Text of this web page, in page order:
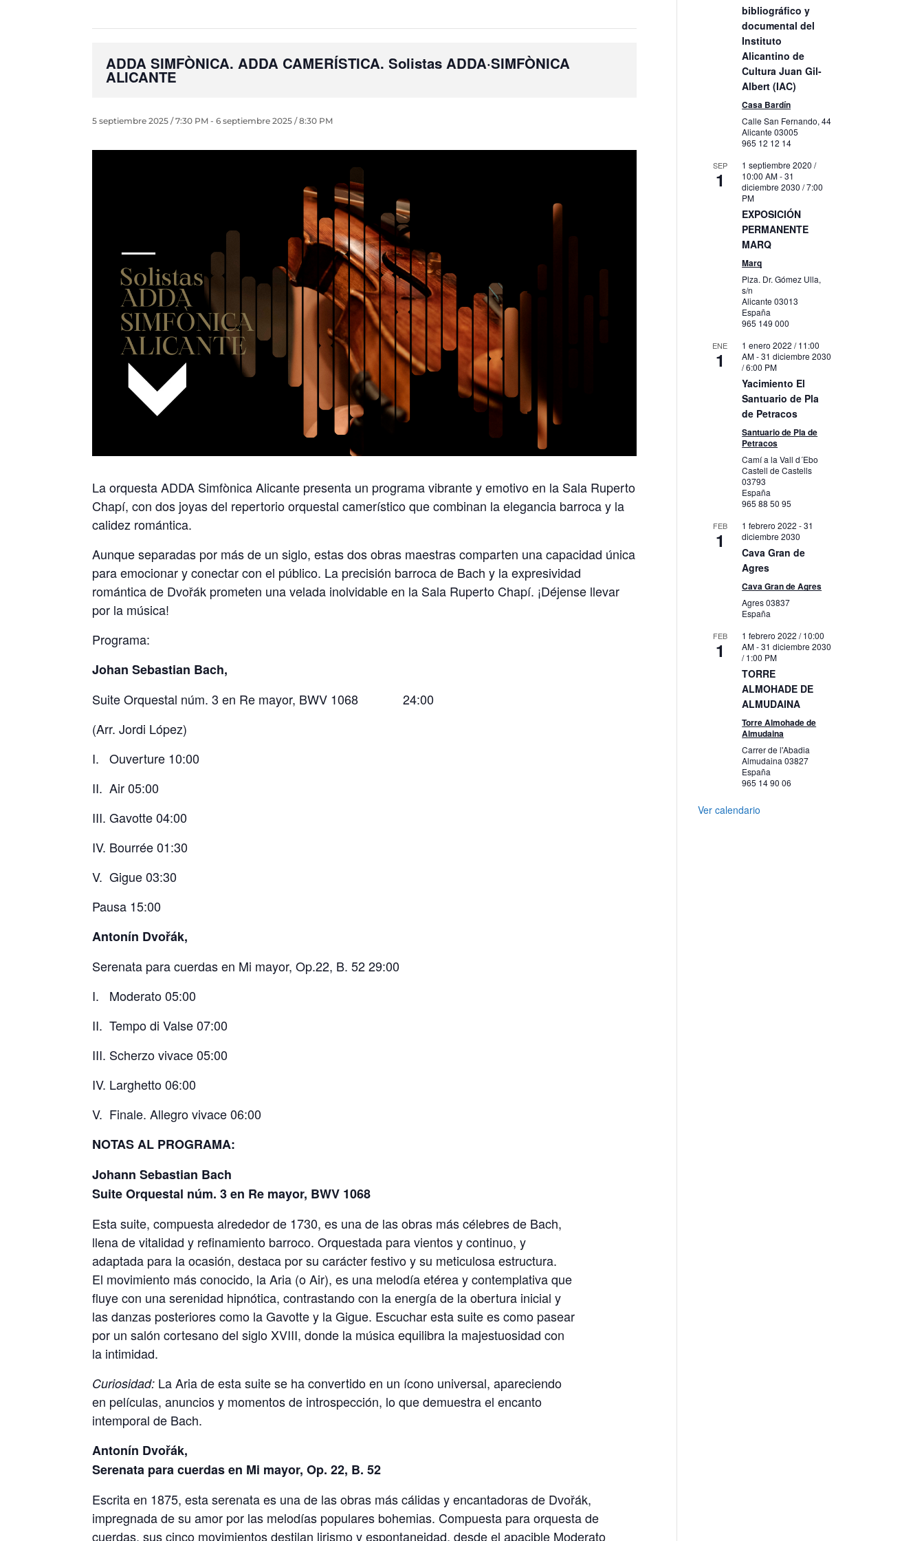
ADDA SIMFÒNICA. ADDA CAMERÍSTICA. Solistas ADDA·SIMFÒNICA
ALICANTE
5 septiembre 2025 / 7:30 PM -6 septiembre 2025 / 8:30 PM
La orquesta ADDA Simfònica Alicante presenta un programa vibrante y emotivo en la Sala Ruperto
Chapí, con dos joyas del repertorio orquestal camerístico que combinan la elegancia barroca y la
calidez romántica.
Aunque separadas por más de un siglo, estas dos obras maestras comparten una capacidad única
para emocionar y conectar con el público. La precisión barroca de Bach y la expresividad
romántica de Dvořák prometen una velada inolvidable en la Sala Ruperto Chapí. ¡Déjense llevar
por la música!
Programa:
Johan Sebastian Bach,
Suite Orquestal núm. 3 en Re mayor, BWV 1068
24:00
(Arr. Jordi López)
I.
Ouverture 10:00
II. Air 05:00
III. Gavotte 04:00
IV. Bourrée 01:30
V. Gigue 03:30
Pausa 15:00
Antonín Dvořák,
Serenata para cuerdas en Mi mayor, Op.22, B. 52 29:00
I.
Moderato 05:00
II. Tempo di Valse 07:00
III. Scherzo vivace 05:00
IV. Larghetto 06:00
V. Finale. Allegro vivace 06:00
NOTAS AL PROGRAMA:
Johann Sebastian Bach
Suite Orquestal núm. 3 en Re mayor, BWV 1068
Esta suite, compuesta alrededor de 1730, es una de las obras más célebres de Bach,
llena de vitalidad y refinamiento barroco. Orquestada para vientos y continuo, y
adaptada para la ocasión, destaca por su carácter festivo y su meticulosa estructura.
El movimiento más conocido, la Aria (o Air), es una melodía etérea y contemplativa que
fluye con una serenidad hipnótica, contrastando con la energía de la obertura inicial y
las danzas posteriores como la Gavotte y la Gigue. Escuchar esta suite es como pasear
por un salón cortesano del siglo XVIII, donde la música equilibra la majestuosidad con
la intimidad.
Curiosidad: La Aria de esta suite se ha convertido en un ícono universal, apareciendo
en películas, anuncios y momentos de introspección, lo que demuestra el encanto
intemporal de Bach.
Antonín Dvořák,
Serenata para cuerdas en Mi mayor, Op. 22, B. 52
Escrita en 1875, esta serenata es una de las obras más cálidas y encantadoras de Dvořák,
impregnada de su amor por las melodías populares bohemias. Compuesta para orquesta de
cuerdas, sus cinco movimientos destilan lirismo y espontaneidad, desde el apacible Moderato
bibliográfico y
documental del
Instituto
Alicantino de
Cultura Juan Gil-
Albert (IAC)
Casa Bardín
Calle San Fernando, 44
Alicante03005
965 12 12 14
SEP
1
1 septiembre 2020 /
10:00 AM-31
diciembre 2030 / 7:00
PM
EXPOSICIÓN
PERMANENTE
MARQ
Marq
Plza. Dr. Gómez Ulla,
s/n
Alicante03013
España
965 149 000
ENE
1
1 enero 2022 / 11:00
AM-31 diciembre 2030
/ 6:00 PM
Yacimiento El
Santuario de Pla
de Petracos
Santuario de Pla de
Petracos
Camí a la Vall d´Ebo
Castell de Castells
03793
España
965 88 50 95
FEB
1
1 febrero 2022 -31
diciembre 2030
Cava Gran de
Agres
Cava Gran de Agres
Agres03837
España
FEB
1
1 febrero 2022 / 10:00
AM-31 diciembre 2030
/ 1:00 PM
TORRE
ALMOHADE DE
ALMUDAINA
Torre Almohade de
Almudaina
Carrer de l'Abadia
Almudaina03827
España
965 14 90 06
Ver calendario